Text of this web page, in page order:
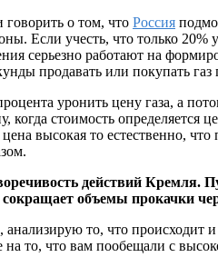
о том, что Россия
Если учесть, что только
серьезно работают на
продавать или покупать
уронить цену газа, а
стоимость определяется
высокая то естественно,
действий Кремля.
объемы прокачки
то, что происходит
то, что вам пообещали с